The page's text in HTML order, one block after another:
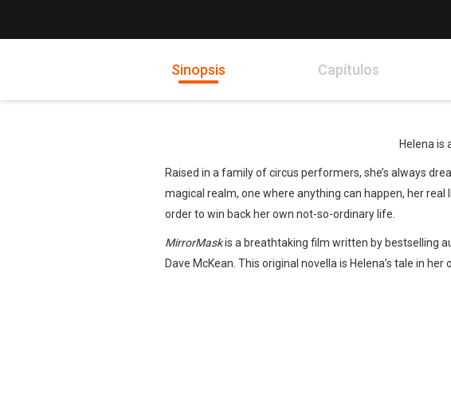
Sinopsis Capítulos
Helena is
Raised in a family of circus performers, she’s always
magical realm, one where anything can happen, her
order to win back her own not-so-ordinary life.
MirrorMaskis a breathtaking film written by bestselling
Dave McKean. This original novella is Helena’s tale in